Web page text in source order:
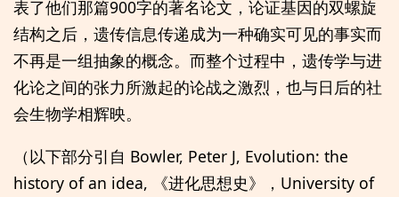
表了他们那篇900字的著名论文，论证基因的双螺旋
结构之后，遗传信息传递成为一种确实可见的事实而
不再是一组抽象的概念。而整个过程中，遗传学与进
化论之间的张力所激起的论战之激烈，也与日后的社
会生物学相辉映。
（以下部分引自 Bowler, Peter J, Evolution: the
history of an idea, 《进化思想史》，University of